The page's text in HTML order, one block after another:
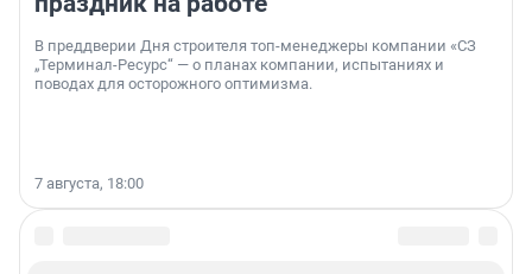
В преддверии Дня строителя топ-менеджеры компании «СЗ
„Терминал-Ресурс“ — о планах компании, испытаниях и
поводах для осторожного оптимизма.
7 августа, 18:00